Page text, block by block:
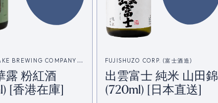
BREWING COMPANY
露 粉紅酒
[香港在庫]
FUJISHUZO CORP. (富士酒造)
出雲富士 純米 山田錦
(720ml) [日本直送]